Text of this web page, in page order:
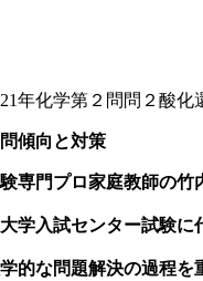
年化学第２問問２酸化
傾向と対策
門プロ家庭教師の竹
学入試センター試験に
的な問題解決の過程